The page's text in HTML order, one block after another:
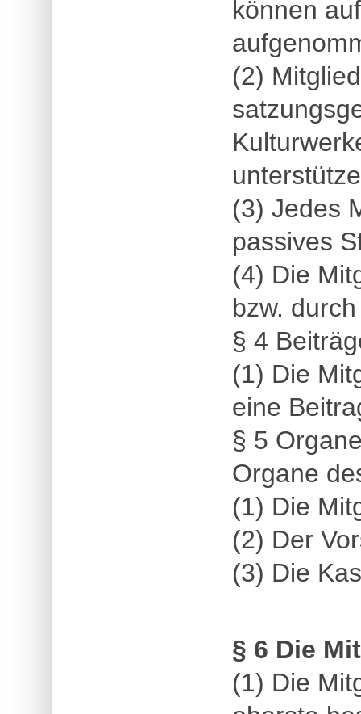
können
(2)
(3) Jedes
passives
(4) Die
bzw.
§ 4
(1) Die
eine
§ 5
Organe
(1) Die
(2) Der
(3) Die
§ 6 Die
(1) Die